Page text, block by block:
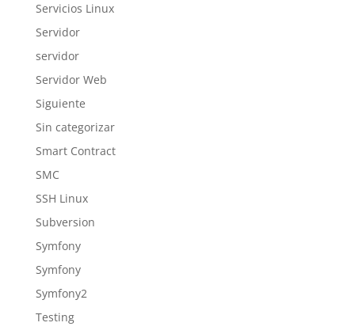
Servicios Linux
Servidor
servidor
Servidor Web
Siguiente
Sin categorizar
Smart Contract
SMC
SSH Linux
Subversion
Symfony
Symfony
Symfony2
Testing